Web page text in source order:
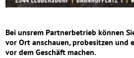
Bei unsrem Partnerbetrieb können
vor Ort anschauen, probesitzen und
vor dem Geschäft machen.